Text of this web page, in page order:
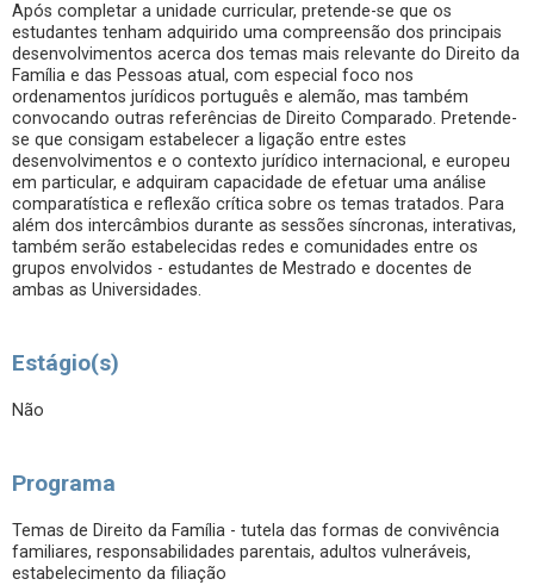
Após completar a unidade curricular, pretende-se que os
estudantes tenham adquirido uma compreensão dos principais
desenvolvimentos acerca dos temas mais relevante do Direito da
Família e das Pessoas atual, com especial foco nos
ordenamentos jurídicos português e alemão, mas também
convocando outras referências de Direito Comparado. Pretende-
se que consigam estabelecer a ligação entre estes
desenvolvimentos e o contexto jurídico internacional, e europeu
em particular, e adquiram capacidade de efetuar uma análise
comparatística e reflexão crítica sobre os temas tratados. Para
além dos intercâmbios durante as sessões síncronas, interativas,
também serão estabelecidas redes e comunidades entre os
grupos envolvidos - estudantes de Mestrado e docentes de
ambas as Universidades.
Estágio(s)
Não
Programa
Temas de Direito da Família - tutela das formas de convivência
familiares, responsabilidades parentais, adultos vulneráveis,
estabelecimento da filiação